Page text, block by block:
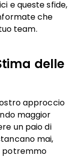
e queste sfide,
che
team.
delle
approccio
maggior
un paio di
mai,
potremmo